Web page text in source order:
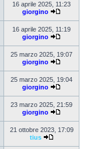
16 aprile 2025, 11:23
giorgino
16 aprile 2025, 11:19
giorgino
25 marzo 2025, 19:07
giorgino
25 marzo 2025, 19:04
giorgino
23 marzo 2025, 21:59
giorgino
21 ottobre 2023, 17:09
tius